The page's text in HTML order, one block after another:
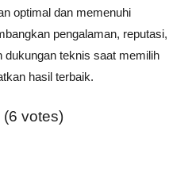
optimal dan memenuhi
pengalaman, reputasi,
dukungan teknis saat memilih
hasil terbaik.
(6 votes)